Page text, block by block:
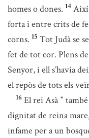
homes o dones. 14 Així
forta i entre crits de
corns. 15 Tot Judà se
fet de tot cor. Plens
Senyor, i ell s’havia
el repòs de tots els
16 El rei Asà *
dignitat de reina
infame per a un